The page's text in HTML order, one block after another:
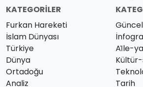
KATEGORILER
Furkan Hareketi
İslam Dünyası
Türkiye
Dünya
Ortadoğu
Analiz
Güncel
Ai̇le-
Tarih